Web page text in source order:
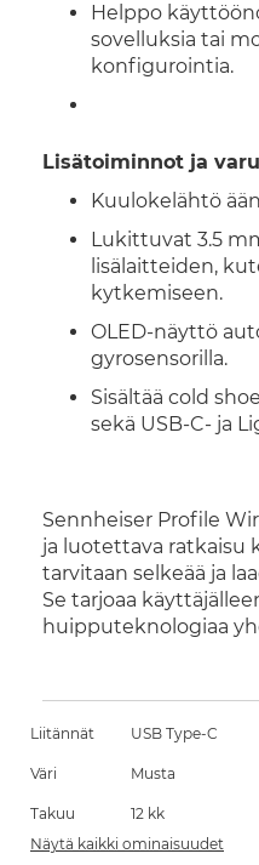
Helppo
sovelluksia tai
konfigurointia.
Lisätoiminnot ja
Kuulokelähtö
Lukittuvat 3.5
lisälaitteiden,
kytkemiseen.
OLED-näyttö
gyrosensorilla.
Sisältää cold
sekä USB-C- ja
Sennheiser Profile
ja luotettava ratkaisu
tarvitaan selkeää ja
Se tarjoaa
huipputeknologiaa
Liitännät USB Type-C
Väri Musta
Takuu
12 kk
Näytä kaikki ominaisuudet